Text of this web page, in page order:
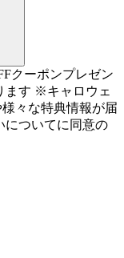
クーポンプレゼン
ます ※キャロウェ
々な特典情報が届
についてに同意の